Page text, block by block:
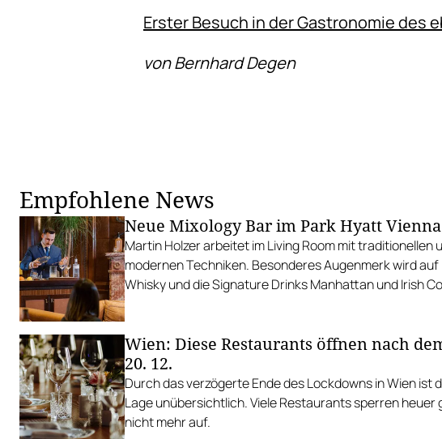
Erster Besuch in der Gastronomie des
von Bernhard Degen
Empfohlene News
Neue Mixology Bar im Park Hyatt Vienna
Martin Holzer arbeitet im Living Room mit traditionellen
modernen Techniken. Besonderes Augenmerk wird auf
Whisky und die Signature Drinks Manhattan und Irish
Wien: Diese Restaurants öffnen nach
20. 12.
Durch das verzögerte Ende des Lockdowns in Wien ist
Lage unübersichtlich. Viele Restaurants sperren heuer
nicht mehr auf.